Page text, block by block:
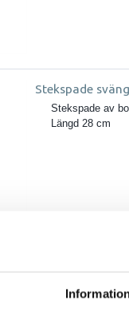
Stekspade
Stekspade av
Längd 28 cm